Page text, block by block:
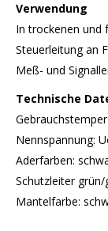
Verwendung
In trockenen und
Steuerleitung an
Meß- und
Technische
Nennspannung:
Aderfarben:
Schutzleiter grün/
Mantelfarbe: